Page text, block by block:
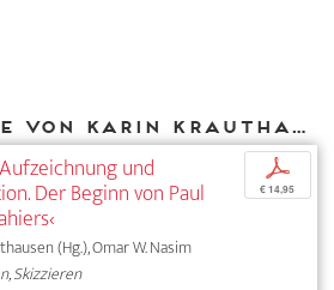
Weitere Texte von Karin Krauthausen bei DIAPHANES
und
Der Beginn von Paul
(Hg.), Omar W. Nasim
Skizzieren
p
€ 14,95